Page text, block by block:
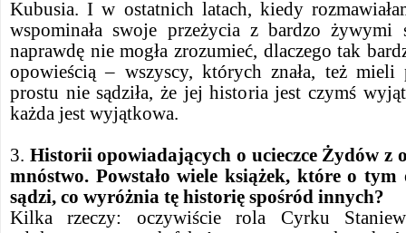
Kubusia. I w ostatnich latach, kiedy
wspominała swoje przeżycia z bardzo żywymi
naprawdę nie mogła zrozumieć, dlaczego tak
opowieścią – wszyscy, których znała, też mieli
prostu nie sądziła, że jej historia jest czymś
każda jest wyjątkowa.
3. Historii opowiadających o ucieczce Żydów z
mnóstwo. Powstało wiele książek, które o
sądzi, co wyróżnia tę historię spośród innych?
Kilka rzeczy: oczywiście rola Cyrku